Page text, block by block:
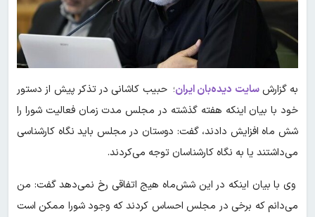
به گزارشسایت دیده‌بان ایران؛ حبیب کاشانی در تذکر پیش از دستور
خود با بیان اینکه هفته گذشته در مجلس مدت زمان فعالیت شورا را
شش ماه افزایش دادند، گفت: دوستان در مجلس باید نگاه کارشناسی
می‌داشتند یا به نگاه کارشناسان توجه می‌کردند.
وی با بیان اینکه در این شش‌ماه هیج اتفاقی رخ نمی‌دهد گفت: من
می‌دانم که برخی در مجلس احساس کردند که وجود شورا ممکن است